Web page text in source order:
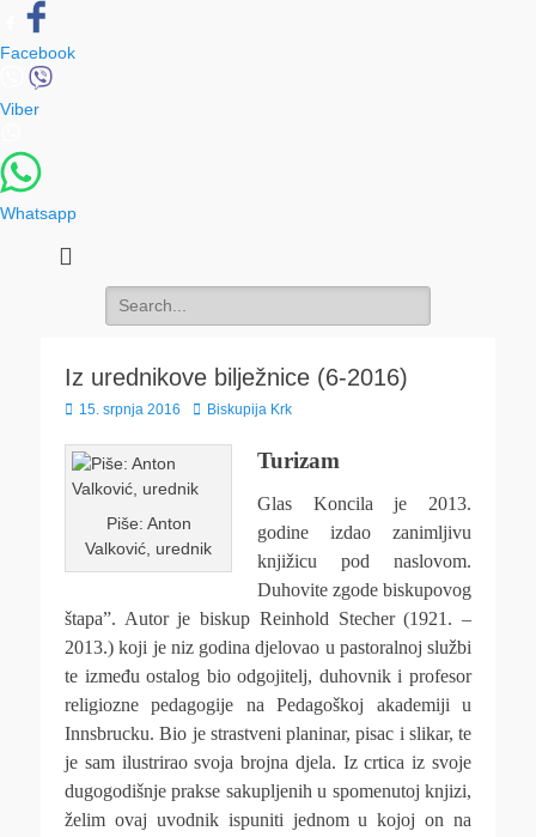
Facebook
Viber
Whatsapp
Search
for:
Iz urednikove bilježnice (6-2016)
Posted
15. srpnja 2016 Author
Biskupija Krk
Piše: Anton
Valković, urednik
Turizam
Glas Koncila je 2013.
godine izdao zanimljivu
knjižicu pod naslovom.
Duhovite zgode biskupovog
štapa”. Autor je biskup Reinhold Stecher (1921. –
2013.) koji je niz godina djelovao u pastoralnoj službi
te između ostalog bio odgojitelj, duhovnik i profesor
religiozne pedagogije na Pedagoškoj akademiji u
Innsbrucku. Bio je strastveni planinar, pisac i slikar, te
je sam ilustrirao svoja brojna djela. Iz crtica iz svoje
dugogodišnje prakse sakupljenih u spomenutoj knjizi,
želim ovaj uvodnik ispuniti jednom u kojoj on na